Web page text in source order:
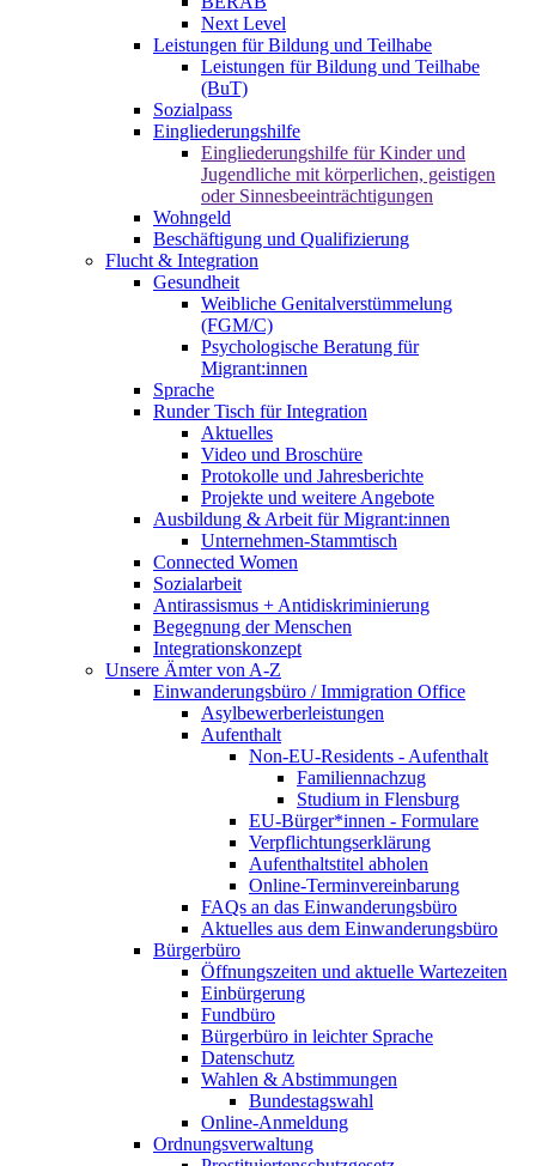
Next Level
Leistungen für Bildung und Teilhabe
Leistungen für Bildung und Teilhabe
(BuT)
Sozialpass
Eingliederungshilfe
Eingliederungshilfe für Kinder und
Jugendliche mit körperlichen, geistigen
oder Sinnesbeeinträchtigungen
Wohngeld
Beschäftigung und Qualifizierung
Flucht & Integration
Gesundheit
Weibliche Genitalverstümmelung
(FGM/C)
Psychologische Beratung für
Migrant:innen
Sprache
Runder Tisch für Integration
Aktuelles
Video und Broschüre
Protokolle und Jahresberichte
Projekte und weitere Angebote
Ausbildung & Arbeit für Migrant:innen
Unternehmen-Stammtisch
Connected Women
Sozialarbeit
Antirassismus + Antidiskriminierung
Begegnung der Menschen
Integrationskonzept
Unsere Ämter von A-Z
Einwanderungsbüro / Immigration Office
Asylbewerberleistungen
Aufenthalt
Non-EU-Residents - Aufenthalt
Familiennachzug
Studium in Flensburg
EU-Bürger*innen - Formulare
Verpflichtungserklärung
Aufenthaltstitel abholen
Online-Terminvereinbarung
FAQs an das Einwanderungsbüro
Aktuelles aus dem Einwanderungsbüro
Bürgerbüro
Öffnungszeiten und aktuelle Wartezeiten
Einbürgerung
Fundbüro
Bürgerbüro in leichter Sprache
Datenschutz
Wahlen & Abstimmungen
Bundestagswahl
Online-Anmeldung
Ordnungsverwaltung